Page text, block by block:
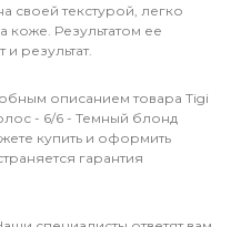
своей текстурой, легко
коже. Результатом ее
результат.
описанием товара Tigi
- 6/6 - Темный блонд
купить и оформить
гарантия